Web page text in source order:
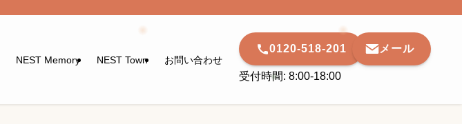
NEST Memory NEST Town お問い合わせ
0120-518-201
受付時間: 8:00-18:00
メール